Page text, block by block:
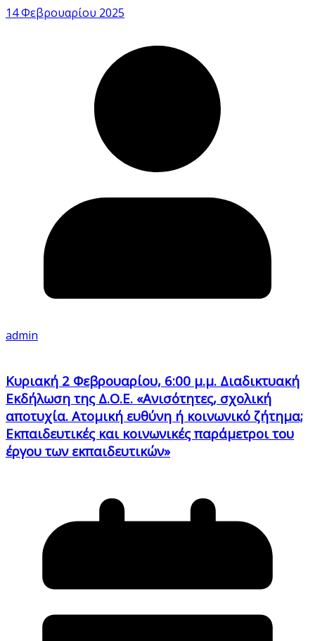
14 Φεβρουαρίου 2025
admin
Κυριακή 2 Φεβρουαρίου, 6:00 μ.μ. Διαδικτυακή
Εκδήλωση της Δ.Ο.Ε. «Ανισότητες, σχολική
αποτυχία. Ατομική ευθύνη ή κοινωνικό ζήτημα;
Εκπαιδευτικές και κοινωνικές παράμετροι του
έργου των εκπαιδευτικών»